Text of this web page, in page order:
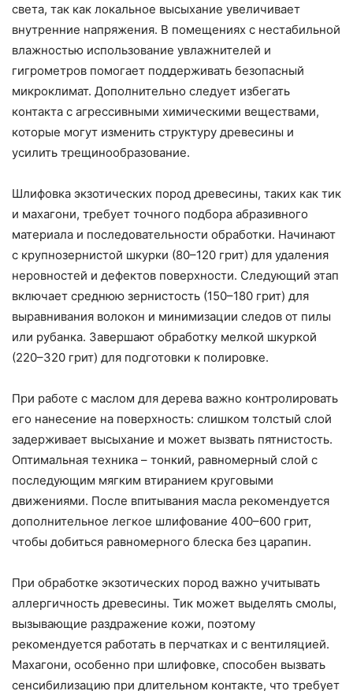
света, так как локальное высыхание увеличивает
внутренние напряжения. В помещениях с нестабильной
влажностью использование увлажнителей и
гигрометров помогает поддерживать безопасный
микроклимат. Дополнительно следует избегать
контакта с агрессивными химическими веществами,
которые могут изменить структуру древесины и
усилить трещинообразование.
Шлифовка экзотических пород древесины, таких как тик
и махагони, требует точного подбора абразивного
материала и последовательности обработки. Начинают
с крупнозернистой шкурки (80–120 грит) для удаления
неровностей и дефектов поверхности. Следующий этап
включает среднюю зернистость (150–180 грит) для
выравнивания волокон и минимизации следов от пилы
или рубанка. Завершают обработку мелкой шкуркой
(220–320 грит) для подготовки к полировке.
При работе с маслом для дерева важно контролировать
его нанесение на поверхность: слишком толстый слой
задерживает высыхание и может вызвать пятнистость.
Оптимальная техника – тонкий, равномерный слой с
последующим мягким втиранием круговыми
движениями. После впитывания масла рекомендуется
дополнительное легкое шлифование 400–600 грит,
чтобы добиться равномерного блеска без царапин.
При обработке экзотических пород важно учитывать
аллергичность древесины. Тик может выделять смолы,
вызывающие раздражение кожи, поэтому
рекомендуется работать в перчатках и с вентиляцией.
Махагони, особенно при шлифовке, способен вызвать
сенсибилизацию при длительном контакте, что требует